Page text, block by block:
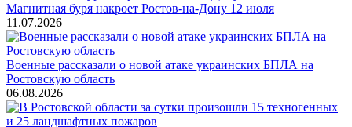
Магнитная буря накроет Ростов-на-Дону 12 июля
11.07.2026
Военные рассказали о новой атаке украинских БПЛА на
Ростовскую область
06.08.2026